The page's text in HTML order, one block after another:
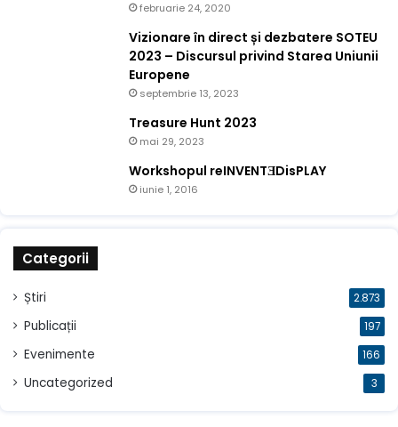
februarie 24, 2020
Vizionare în direct și dezbatere SOTEU
2023 – Discursul privind Starea Uniunii
Europene
septembrie 13, 2023
Treasure Hunt 2023
mai 29, 2023
Workshopul reINVENTƎDisPLAY
iunie 1, 2016
Categorii
Știri 2.873
Publicații 197
Evenimente 166
Uncategorized 3